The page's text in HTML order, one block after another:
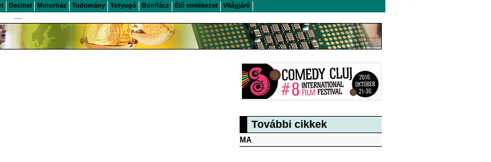
Decibel Motorház Tudomány Totyogó Bonifácz Élő emlékezet Világjáró
További cikkek
MA